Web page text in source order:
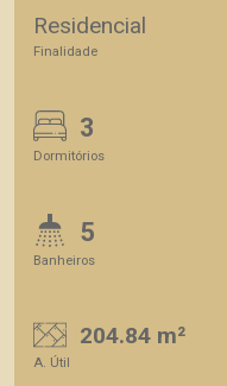
Residencial
Finalidade
3
Dormitórios
5
Banheiros
204.84 m²
A. Útil